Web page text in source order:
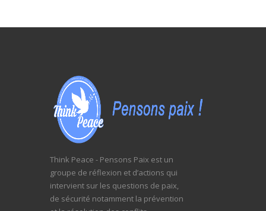
Think Peace - Pensons Paix est un
groupe de réflexion et d’actions qui
intervient sur les questions de paix,
de sécurité notamment la prévention